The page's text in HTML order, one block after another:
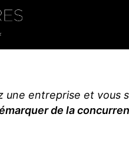
Mettez en avant vos
et votre entreprise